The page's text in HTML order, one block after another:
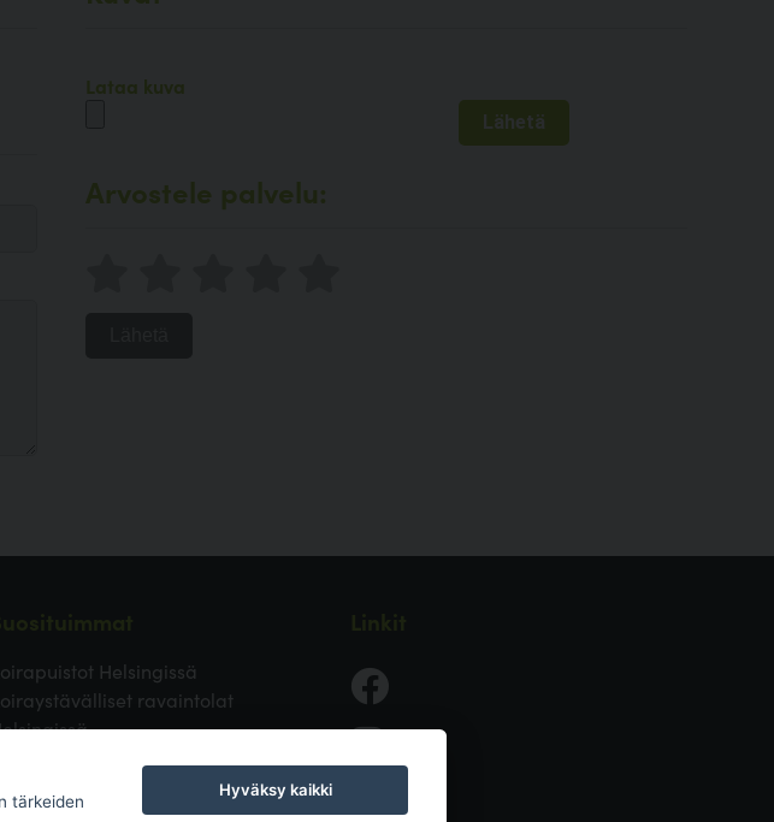
Lataa kuva
Arvostele palvelu:
Helsingissä
ravaintolat
Turussa
tärkeiden
Hyväksy kaikki